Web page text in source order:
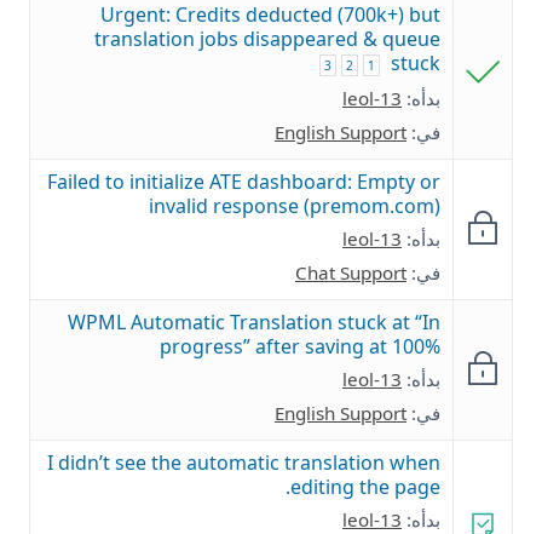
Urgent: Credits deducted (700k+) but
translation jobs disappeared & queue
stuck
1
2
3
بدأه: leol-13
في: English Support
Failed to initialize ATE dashboard: Empty or
invalid response (premom.com)
بدأه: leol-13
في: Chat Support
WPML Automatic Translation stuck at “In
progress” after saving at 100%
بدأه: leol-13
في: English Support
I didn’t see the automatic translation when
editing the page.
بدأه: leol-13